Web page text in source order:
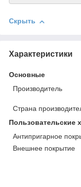
Скрыть
Характеристики
Основные
Производитель
Страна
Пользовательские
Антипригарное
Внешнее покрытие